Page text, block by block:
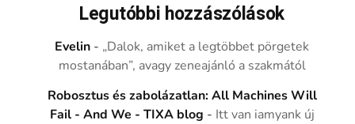
Legutóbbi hozzászólások
Evelin - „Dalok, amiket a legtöbbet pörgetek
mostanában”, avagy zeneajánló a szakmától
Robosztus és zabolázatlan: All Machines Will
Fail - And We - TIXA blog - Itt van iamyank új